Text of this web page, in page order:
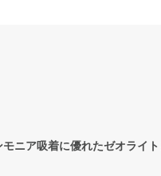
モニア吸着に優れたゼオライ